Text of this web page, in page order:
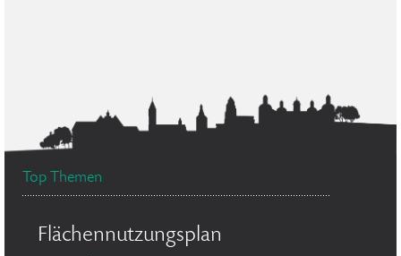
Top Themen
Flächennutzungsplan